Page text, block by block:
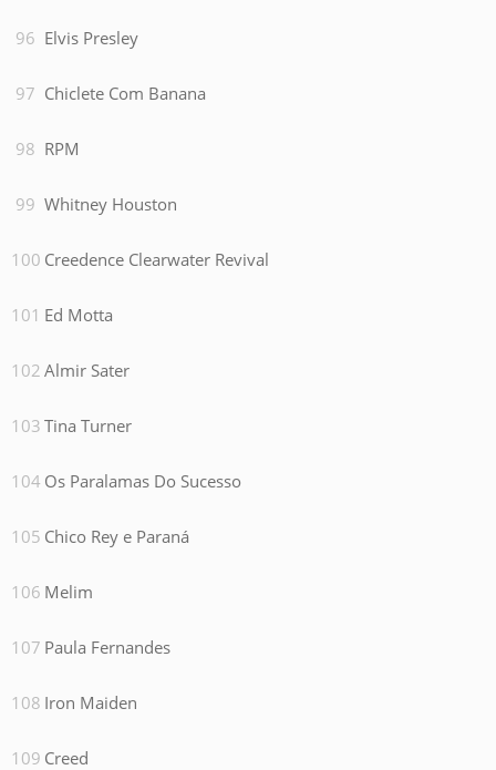
Elvis Presley
Chiclete Com Banana
RPM
Whitney Houston
Creedence Clearwater Revival
Ed Motta
Almir Sater
Tina Turner
Os Paralamas Do Sucesso
Chico Rey e Paraná
Melim
Paula Fernandes
Iron Maiden
Creed